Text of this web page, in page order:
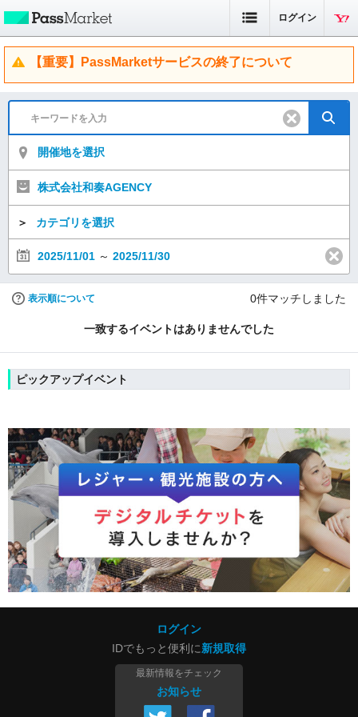
ログイン
【重要】PassMarketサービスの終了について
開催地を選択
株式会社和奏AGENCY
＞ カテゴリを選択
2025/11/01 ～ 2025/11/30
表示順について 0件マッチしました
一致するイベントはありませんでした
ピックアップイベント
ログイン
IDでもっと便利に新規取得
最新情報をチェック
お知らせ